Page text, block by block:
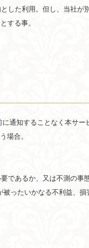
た利用。但し、当社が
する事。
知することなく本サ
場合。
あるか、又は不測の事
ったいかなる不利益、